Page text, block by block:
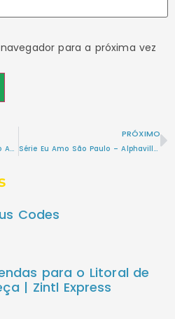
para a próxima vez
Série Eu Amo São Paulo – Santo Amaro: Um Mergulho na História e Cultura de um Bairro Vibrante em São Paulo
PRÓXIMO
Série Eu Amo São Paulo – Alphaville: Um Oásis Urbano em São Paulo
Codes
para o Litoral de
| Zintl Express